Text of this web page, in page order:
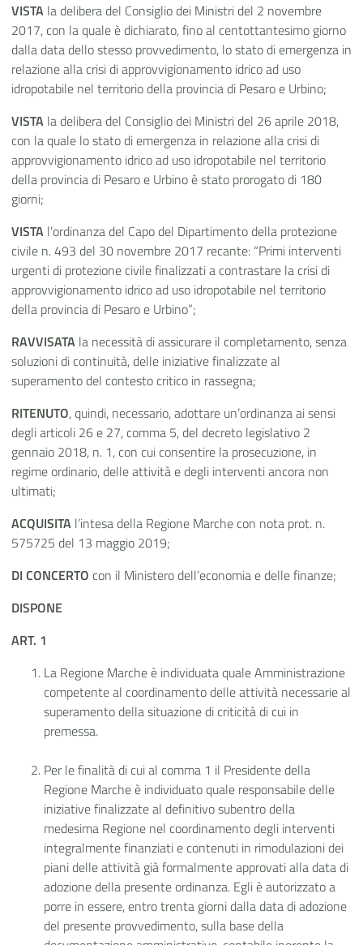
VISTA la delibera del Consiglio dei Ministri del 2 novembre
2017, con la quale è dichiarato, fino al centottantesimo giorno
dalla data dello stesso provvedimento, lo stato di emergenza in
relazione alla crisi di approvvigionamento idrico ad uso
idropotabile nel territorio della provincia di Pesaro e Urbino;
VISTA la delibera del Consiglio dei Ministri del 26 aprile 2018,
con la quale lo stato di emergenza in relazione alla crisi di
approvvigionamento idrico ad uso idropotabile nel territorio
della provincia di Pesaro e Urbino è stato prorogato di 180
giorni;
VISTA l’ordinanza del Capo del Dipartimento della protezione
civile n. 493 del 30 novembre 2017 recante: “Primi interventi
urgenti di protezione civile finalizzati a contrastare la crisi di
approvvigionamento idrico ad uso idropotabile nel territorio
della provincia di Pesaro e Urbino”;
RAVVISATA la necessità di assicurare il completamento, senza
soluzioni di continuità, delle iniziative finalizzate al
superamento del contesto critico in rassegna;
RITENUTO, quindi, necessario, adottare un’ordinanza ai sensi
degli articoli 26 e 27, comma 5, del decreto legislativo 2
gennaio 2018, n. 1, con cui consentire la prosecuzione, in
regime ordinario, delle attività e degli interventi ancora non
ultimati;
ACQUISITA l’intesa della Regione Marche con nota prot. n.
575725 del 13 maggio 2019;
DI CONCERTO con il Ministero dell’economia e delle finanze;
DISPONE
ART. 1
La Regione Marche è individuata quale Amministrazione
competente al coordinamento delle attività necessarie al
superamento della situazione di criticità di cui in
premessa.
Per le finalità di cui al comma 1 il Presidente della
Regione Marche è individuato quale responsabile delle
iniziative finalizzate al definitivo subentro della
medesima Regione nel coordinamento degli interventi
integralmente finanziati e contenuti in rimodulazioni dei
piani delle attività già formalmente approvati alla data di
adozione della presente ordinanza. Egli è autorizzato a
porre in essere, entro trenta giorni dalla data di adozione
del presente provvedimento, sulla base della